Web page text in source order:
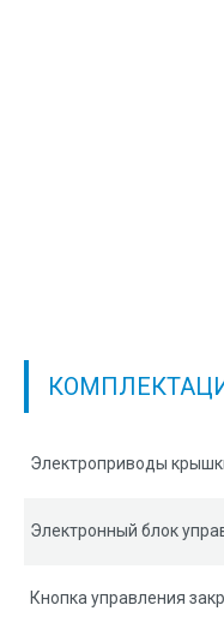
Электроприводы
Электронный блок
Кнопка управления